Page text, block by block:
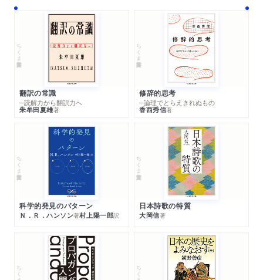
ちくま学芸文庫
翻訳の常識
─読解力から翻訳力へ
朱牟田夏雄著
ちくま学芸文庫
修辞的思考
─論理でとらえきれぬもの
香西秀信著
ちくま学芸文庫
科学的発見のパターン
Ｎ．Ｒ．ハンソン著村上陽一郎訳
ちくま学芸文庫
日本詩歌の特質
大岡信著
ちくま学芸文庫 ちくま学芸文庫